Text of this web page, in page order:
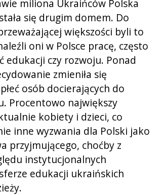
miliona Ukraińców Polska
się drugim domem. Do
większości byli to
oni w Polsce pracę, często
edukacji czy rozwoju. Ponad
zmieniła się
osób docierających do
Procentowo największy
kobiety i dzieci, co
inne wyzwania dla Polski jako
przyjmującego, choćby z
instytucjonalnych
edukacji ukraińskich